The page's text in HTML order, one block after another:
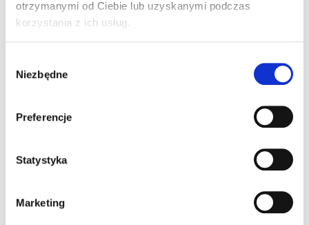
otrzymanymi od Ciebie lub uzyskanymi podczas
korzystania z ich usług.
zgody
Niezbędne
Preferencje
Statystyka
Marketing
Informacje
Windows Embedded Compact 7